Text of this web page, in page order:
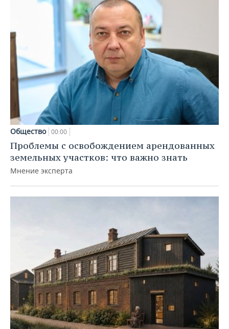
Общество 00:00
Проблемы с освобождением арендованных
земельных участков: что важно знать
Мнение эксперта